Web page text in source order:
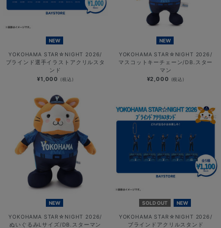
NEW
YOKOHAMA STAR☆NIGHT 2026/
ブラインド選手イラストアクリルスタ
ンド
¥1,000 (税込)
NEW
YOKOHAMA STAR☆NIGHT 2026/
マスコットキーチェーン/DB.スター
マン
¥2,000 (税込)
NEW
YOKOHAMA STAR☆NIGHT 2026/
ぬいぐるみLサイズ/DB.スターマン
SOLD OUT NEW
YOKOHAMA STAR☆NIGHT 2026/
ブラインドアクリルスタンド